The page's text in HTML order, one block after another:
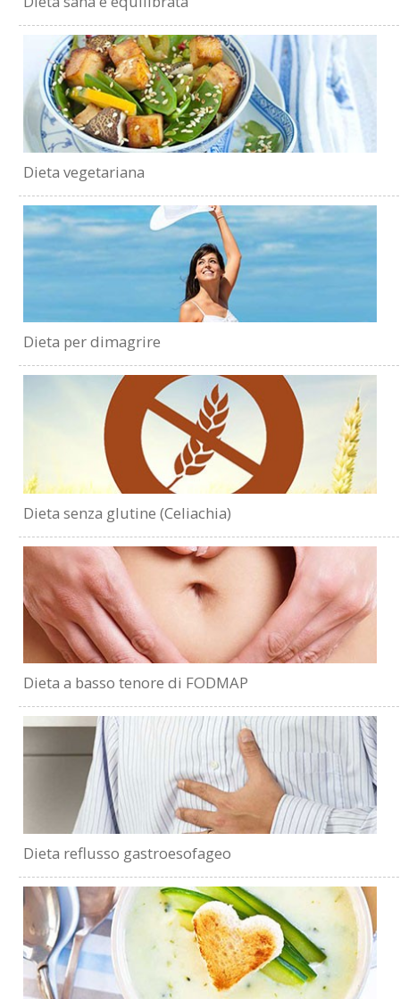
Dieta vegetariana
Dieta per dimagrire
Dieta senza glutine (Celiachia)
Dieta a basso tenore di FODMAP
Dieta reflusso gastroesofageo